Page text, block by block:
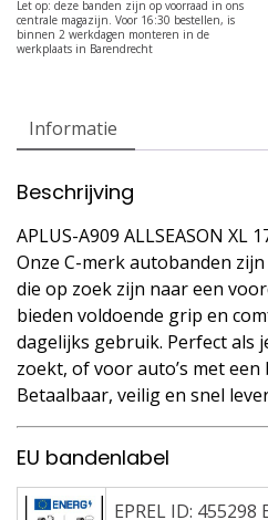
Informatie
Beschrijving
APLUS-A909 ALLSEASON XL
Onze C-merk autobanden
die op zoek zijn naar een
bieden voldoende grip en
dagelijks gebruik. Perfect als
zoekt, of voor auto’s met
Betaalbaar, veilig en snel
EU bandenlabel
EPREL ID: 455298